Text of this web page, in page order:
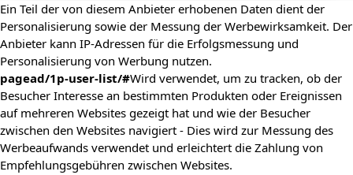
Ein Teil der von diesem Anbieter erhobenen Daten dient der
Personalisierung sowie der Messung der Werbewirksamkeit. Der
Anbieter kann IP-Adressen für die Erfolgsmessung und
Personalisierung von Werbung nutzen.
pagead/1p-user-list/#Wird verwendet, um zu tracken, ob der
Besucher Interesse an bestimmten Produkten oder Ereignissen
auf mehreren Websites gezeigt hat und wie der Besucher
zwischen den Websites navigiert - Dies wird zur Messung des
Werbeaufwands verwendet und erleichtert die Zahlung von
Empfehlungsgebühren zwischen Websites.